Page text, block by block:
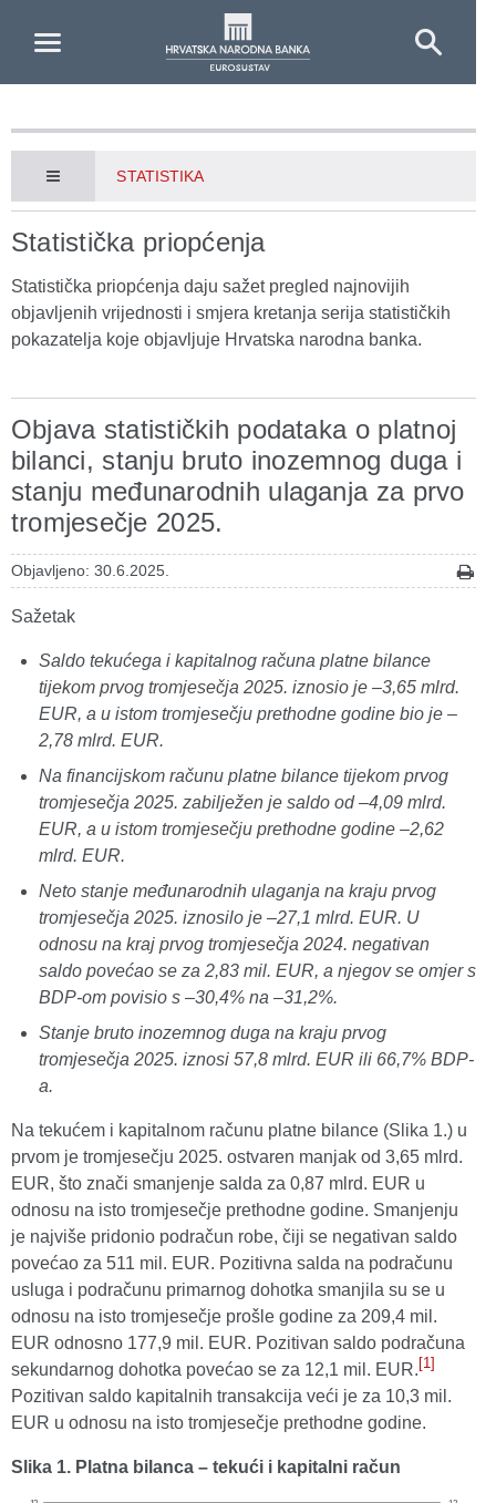
STATISTIKA
Statistička priopćenja
Statistička priopćenja daju sažet pregled najnovijih
objavljenih vrijednosti i smjera kretanja serija statističkih
pokazatelja koje objavljuje Hrvatska narodna banka.
Objava statističkih podataka o platnoj
bilanci, stanju bruto inozemnog duga i
stanju međunarodnih ulaganja za prvo
tromjesečje 2025.
Objavljeno: 30.6.2025.
Sažetak
Saldo tekućega i kapitalnog računa platne bilance
tijekom prvog tromjesečja 2025. iznosio je –3,65 mlrd.
EUR, a u istom tromjesečju prethodne godine bio je –
2,78 mlrd. EUR.
Na financijskom računu platne bilance tijekom prvog
tromjesečja 2025. zabilježen je saldo od –4,09 mlrd.
EUR, a u istom tromjesečju prethodne godine –2,62
mlrd. EUR.
Neto stanje međunarodnih ulaganja na kraju prvog
tromjesečja 2025. iznosilo je –27,1 mlrd. EUR. U
odnosu na kraj prvog tromjesečja 2024. negativan
saldo povećao se za 2,83 mil. EUR, a njegov se omjer s
BDP-om povisio s –30,4% na –31,2%.
Stanje bruto inozemnog duga na kraju prvog
tromjesečja 2025. iznosi 57,8 mlrd. EUR ili 66,7% BDP-
a.
Na tekućem i kapitalnom računu platne bilance (Slika 1.) u
prvom je tromjesečju 2025. ostvaren manjak od 3,65 mlrd.
EUR, što znači smanjenje salda za 0,87 mlrd. EUR u
odnosu na isto tromjesečje prethodne godine. Smanjenju
je najviše pridonio podračun robe, čiji se negativan saldo
povećao za 511 mil. EUR. Pozitivna salda na podračunu
usluga i podračunu primarnog dohotka smanjila su se u
odnosu na isto tromjesečje prošle godine za 209,4 mil.
EUR odnosno 177,9 mil. EUR. Pozitivan saldo podračuna
sekundarnog dohotka povećao se za 12,1 mil. EUR. [1]
Pozitivan saldo kapitalnih transakcija veći je za 10,3 mil.
EUR u odnosu na isto tromjesečje prethodne godine.
Slika 1. Pl atna bilanca – tekući i kapitalni račun